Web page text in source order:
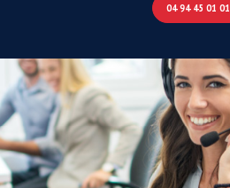
04 94 45 01 01